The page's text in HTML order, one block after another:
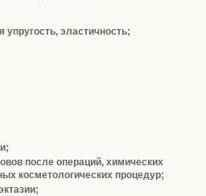
эластичность;
после операций, химических
косметологических процедур;